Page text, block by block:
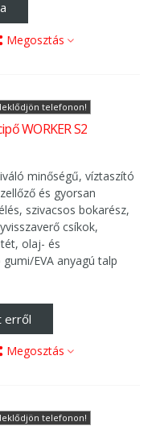
Megosztás
telefonon!
WORKER S2
minőségű, víztaszító
és gyorsan
szivacsos bokarész,
csíkok,
olaj- és
EVA anyagú talp
erről
Megosztás
telefonon!